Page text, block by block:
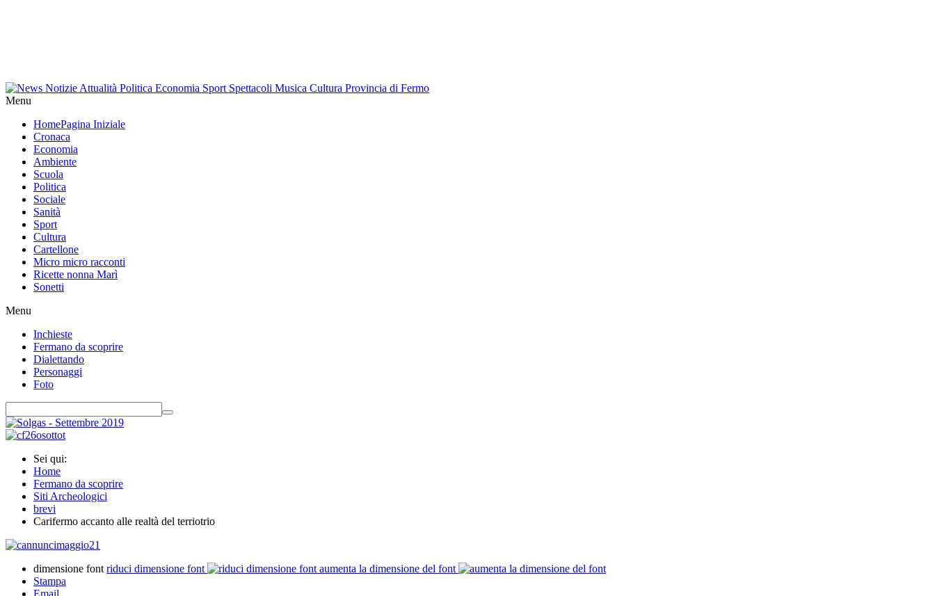
Menu
HomePagina Iniziale
Cronaca
Economia
Ambiente
Scuola
Politica
Sociale
Sanità
Sport
Cultura
Cartellone
Micro micro racconti
Ricette nonna Marì
Sonetti
Menu
Inchieste
Fermano da scoprire
Dialettando
Personaggi
Foto
Sei qui:
Home
Fermano da scoprire
Siti Archeologici
brevi
Carifermo accanto alle realtà del terriotrio
dimensione font riduci dimensione font
aumenta la dimensione del font
Stampa
Email